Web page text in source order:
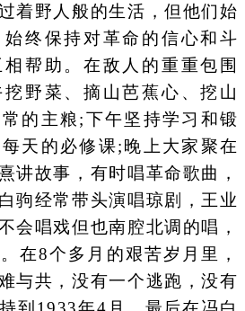
着野人般的生活，但他们始
终保持对革命的信心和斗
帮助。在敌人的重重包围
野菜、摘山芭蕉心、挖山
的主粮;下午坚持学习和锻
天的必修课;晚上大家聚在
讲故事，有时唱革命歌曲，
驹经常带头演唱琼剧，王业
会唱戏但也南腔北调的唱，
在8个多月的艰苦岁月里，
与共，没有一个逃跑，没有